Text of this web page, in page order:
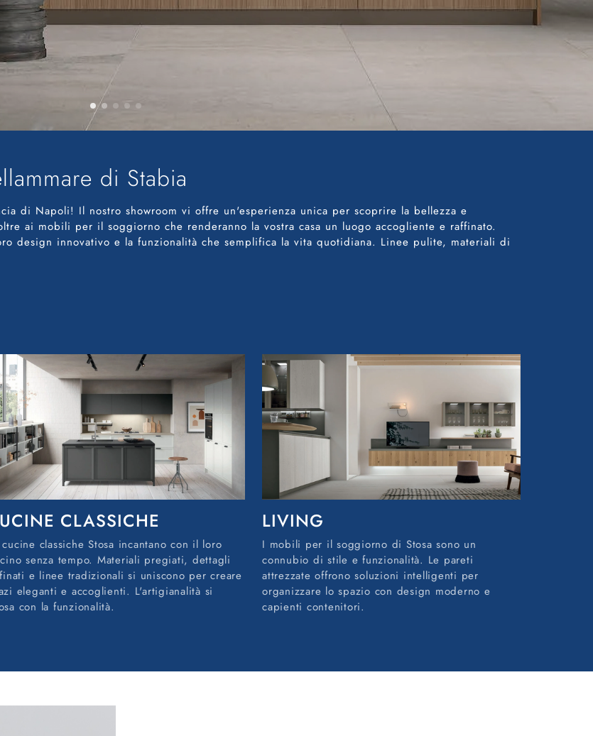
di Stabia
di Napoli! Il nostro showroom vi offre un'esperienza unica per scoprire la bellezza e
ai mobili per il soggiorno che renderanno la vostra casa un luogo accogliente e raffinato.
design innovativo e la funzionalità che semplifica la vita quotidiana. Linee pulite, materiali di
CLASSICHE
cucine classiche Stosa incantano con il loro
senza tempo. Materiali pregiati, dettagli
e linee tradizionali si uniscono per creare
eleganti e accoglienti. L'artigianalità si
con la funzionalità.
LIVING
I mobili per il soggiorno di Stosa sono un
connubio di stile e funzionalità. Le pareti
attrezzate offrono soluzioni intelligenti per
organizzare lo spazio con design moderno e
capienti contenitori.